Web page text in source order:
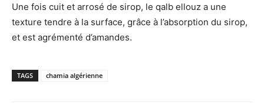
Une fois cuit et arrosé de sirop, le qalb ellouz a une
texture tendre à la surface, grâce à l’absorption du sirop,
et est agrémenté d’amandes.
TAGS chamia algérienne